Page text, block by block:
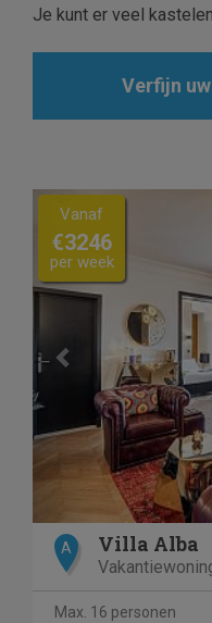
Je kunt er veel
Verfijn
Previous
Vanaf
€3246
per week
A Villa Alba
Max. 16 personen